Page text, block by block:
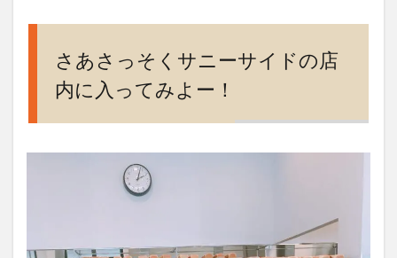
み物
も豊
富で
居心
間、
さあさっそくサニーサイドの店
内に入ってみよー！